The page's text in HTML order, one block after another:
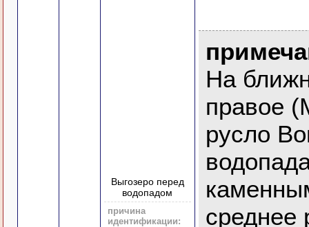
Выгозеро перед
водопадом
причина
идентификации:
На
правое
русло
среднее